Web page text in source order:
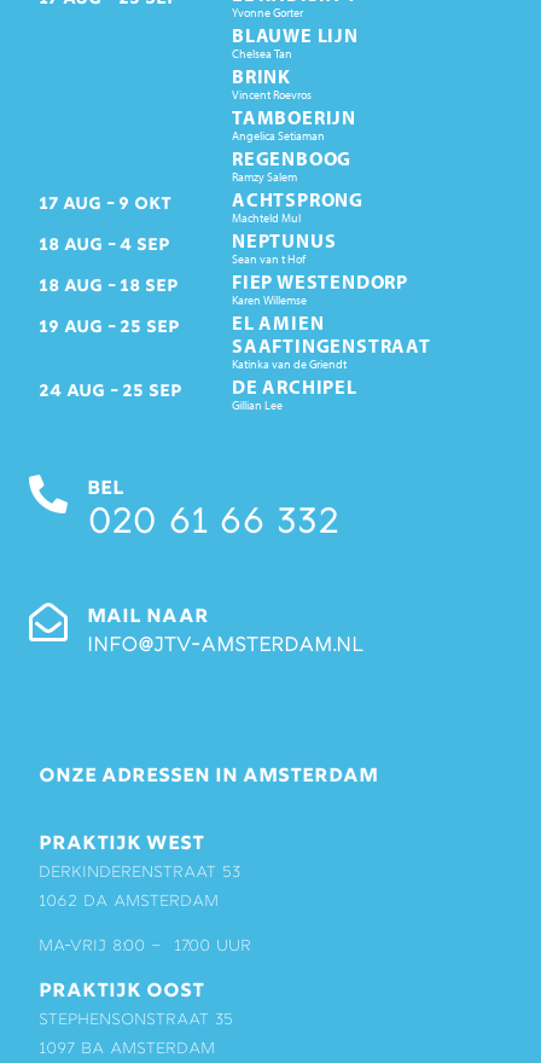
Yvonne Gorter
BLAUWE LIJN
Chelsea Tan
BRINK
Vincent Roevros
TAMBOERIJN
Angelica Setiaman
REGENBOOG
Ramzy Salem
17 AUG 9 OKT ACHTSPRONG
Machteld Mul
18 AUG 4 SEP NEPTUNUS
Sean van t Hof
18 AUG 18 SEP FIEP WESTENDORP
Karen Willemse
19 AUG 25 SEP
EL AMIEN
SAAFTINGENSTRAAT
Katinka van de Griendt
24 AUG 25 SEP DE ARCHIPEL
Gillian Lee
BEL
020 61 66 332
MAIL NAAR
info@jtv-amsterdam.nl
ONZE ADRESSEN IN AMSTERDAM
PRAKTIJK WEST
Derkinderenstraat 53
1062 DA Amsterdam
ma-vrij 8:00 – 17:00 uur
PRAKTIJK OOST
Stephensonstraat 35
1097 BA Amsterdam